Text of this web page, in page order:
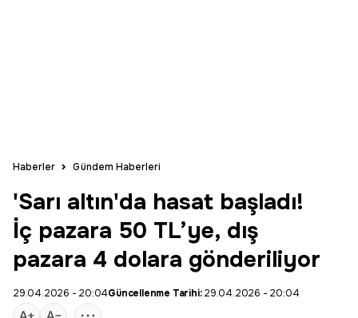
Haberler Gündem Haberleri
'Sarı altın'da hasat başladı!
İç pazara 50 TL’ye, dış
pazara 4 dolara gönderiliyor
29.04.2026 - 20:04Güncellenme Tarihi:29.04.2026 - 20:04